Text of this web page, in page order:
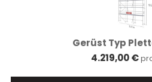
Gerüst Typ
4.219,00 €